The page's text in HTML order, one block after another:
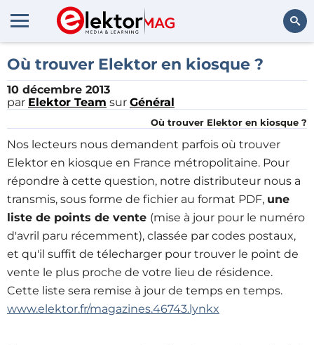
Rechercher
Où trouver Elektor en kiosque ?
10 décembre 2013
par Elektor Team sur Général
Où trouver Elektor en kiosque ?
Nos lecteurs nous demandent parfois où trouver
Elektor en kiosque en France métropolitaine. Pour
répondre à cette question, notre distributeur nous a
transmis, sous forme de fichier au format PDF, une
liste de points de vente (mise à jour pour le numéro
d'avril paru récemment), classée par codes postaux,
et qu'il suffit de télecharger pour trouver le point de
vente le plus proche de votre lieu de résidence.
Cette liste sera remise à jour de temps en temps.
www.elektor.fr/magazines.46743.lynkx